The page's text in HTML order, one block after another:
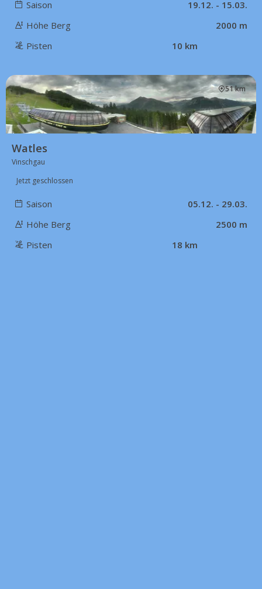
Saison
19.12. - 15.03.
Höhe Berg
2000 m
Pisten
10 km
51 km
Watles
Vinschgau
Jetzt geschlossen
Saison
05.12. - 29.03.
Höhe Berg
2500 m
Pisten
18 km